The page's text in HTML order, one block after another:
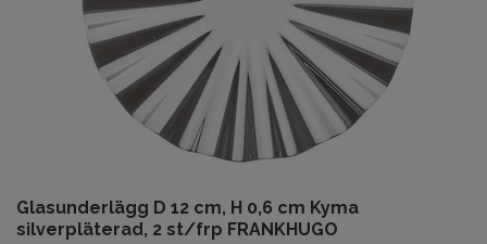
Glasunderlägg D 12 cm, H 0,6 cm Kyma
silverpläterad, 2 st/frp FRANKHUGO